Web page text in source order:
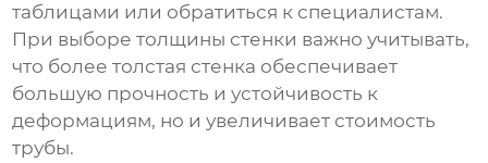
таблицами или обратиться к специалистам.
При выборе толщины стенки важно учитывать,
что более толстая стенка обеспечивает
большую прочность и устойчивость к
деформациям, но и увеличивает стоимость
трубы.